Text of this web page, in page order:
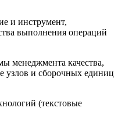
и инструмент,
выполнения операций
менеджмента качества,
узлов и сборочных единиц
(текстовые